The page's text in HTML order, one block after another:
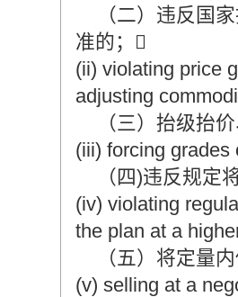
（二）违反国家
准的；
(ii) violating price
adjusting
（三）抬级抬价
(iii) forcing grades
（四)违反规定
(iv) violating
the plan at a
（五）将定量内
(v) selling at a